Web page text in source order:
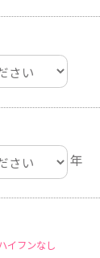
年
イフンなし